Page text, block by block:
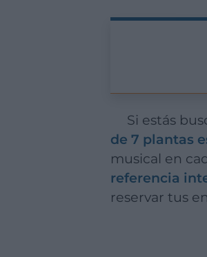
Si estás
de 7 plantas
musical en
referencia
reservar tus